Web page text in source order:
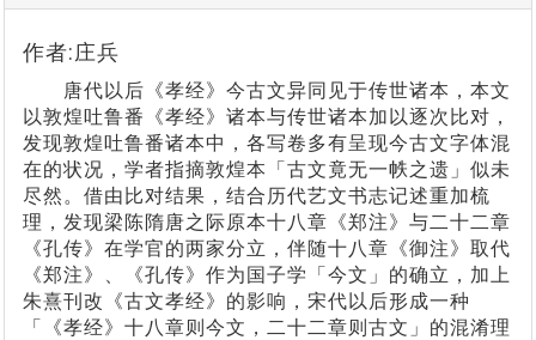
作者:庄兵
唐代以后《孝经》今古文异同见于传世诸本，本文
以敦煌吐鲁番《孝经》诸本与传世诸本加以逐次比对，
发现敦煌吐鲁番诸本中，各写卷多有呈现今古文字体混
在的状况，学者指摘敦煌本「古文竟无一帙之遗」似未
尽然。借由比对结果，结合历代艺文书志记述重加梳
理，发现梁陈隋唐之际原本十八章《郑注》与二十二章
《孔传》在学官的两家分立，伴随十八章《御注》取代
《郑注》、《孔传》作为国子学「今文」的确立，加上
朱熹刊改《古文孝经》的影响，宋代以后形成一种
「《孝经》十八章则今文，二十二章则古文」的混淆理